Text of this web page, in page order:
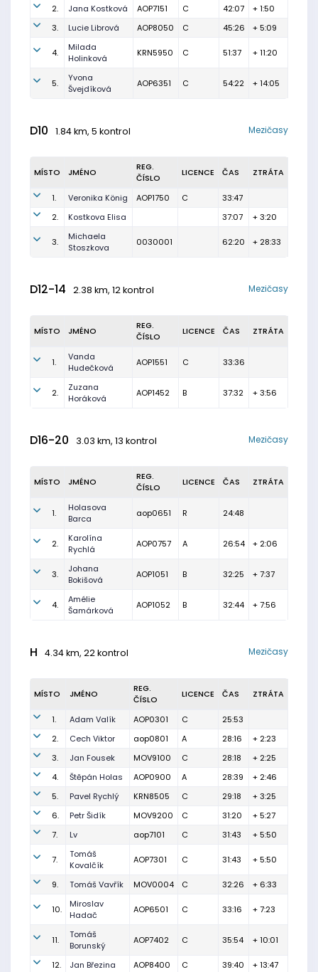
2. Jana Kostková AOP7151 C 42:07
+ 1:50
3.
Lucie Librová AOP8050 C 45:26 + 5:09
4.
Milada
Holinková
KRN5950 C 51:37 + 11:20
5.
Yvona
Švejdíková
AOP6351 C 54:22 + 14:05
D10 1.84 km, 5 kontrol Mezičasy
MÍSTO JMÉNO
REG.
ČÍSLO
LICENCE ČAS ZTRÁTA
1. Veronika König AOP1750 C
33:47
2.
Kostkova Elisa 37:07 + 3:20
3.
Michaela
Stoszkova
0030001 62:20 + 28:33
D12-14 2.38 km, 12 kontrol Mezičasy
MÍSTO JMÉNO
REG.
ČÍSLO
LICENCE ČAS ZTRÁTA
1.
Vanda
Hudečková
AOP1551 C 33:36
2.
Zuzana
Horáková
AOP1452 B 37:32 + 3:56
D16-20 3.03 km, 13 kontrol Mezičasy
MÍSTO JMÉNO
REG.
ČÍSLO
LICENCE ČAS ZTRÁTA
1.
Holasova
Barca
aop0651 R 24:48
2.
Karolína
Rychlá
AOP0757 A 26:54 + 2:06
3.
Johana
Bokišová
AOP1051 B 32:25 + 7:37
4.
Amélie
Šamárková
AOP1052 B 32:44 + 7:56
H 4.34 km, 22 kontrol Mezičasy
MÍSTO JMÉNO
REG.
ČÍSLO
LICENCE ČAS ZTRÁTA
1. Adam Valík AOP0301 C
25:53
2.
Cech Viktor aop0801 A 28:16
+ 2:23
3.
Jan Fousek MOV9100 C 28:18
+ 2:25
4.
Štěpán Holas AOP0900 A 28:39
+ 2:46
5.
Pavel Rychlý KRN8505 C 29:18
+ 3:25
6.
Petr Šidík MOV9200 C 31:20
+ 5:27
7.
Lv aop7101 C 31:43 + 5:50
7.
Tomáš
Kovalčík
AOP7301 C 31:43 + 5:50
9. Tomáš Vavřík MOV0004 C 32:26 + 6:33
10.
Miroslav
Hadač
AOP6501 C 33:16 + 7:23
11.
Tomáš
Borunský
AOP7402 C 35:54 + 10:01
12. Jan Březina AOP8400 C 39:40
+ 13:47